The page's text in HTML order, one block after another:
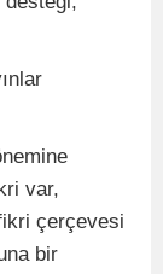
var,
çerçevesi
bir